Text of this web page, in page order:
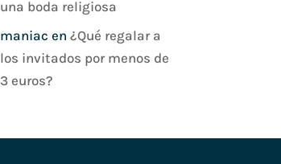
una boda religiosa
maniac en ¿Qué regalar a
los invitados por menos de
3 euros?